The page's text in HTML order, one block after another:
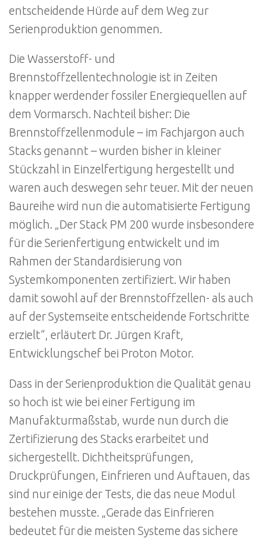
entscheidende Hürde auf dem Weg zur
Serienproduktion genommen.
Die Wasserstoff- und
Brennstoffzellentechnologie ist in Zeiten
knapper werdender fossiler Energiequellen auf
dem Vormarsch. Nachteil bisher: Die
Brennstoffzellenmodule – im Fachjargon auch
Stacks genannt – wurden bisher in kleiner
Stückzahl in Einzelfertigung hergestellt und
waren auch deswegen sehr teuer. Mit der neuen
Baureihe wird nun die automatisierte Fertigung
möglich. „Der Stack PM 200 wurde insbesondere
für die Serienfertigung entwickelt und im
Rahmen der Standardisierung von
Systemkomponenten zertifiziert. Wir haben
damit sowohl auf der Brennstoffzellen- als auch
auf der Systemseite entscheidende Fortschritte
erzielt“, erläutert Dr. Jürgen Kraft,
Entwicklungschef bei Proton Motor.
Dass in der Serienproduktion die Qualität genau
so hoch ist wie bei einer Fertigung im
Manufakturmaßstab, wurde nun durch die
Zertifizierung des Stacks erarbeitet und
sichergestellt. Dichtheitsprüfungen,
Druckprüfungen, Einfrieren und Auftauen, das
sind nur einige der Tests, die das neue Modul
bestehen musste. „Gerade das Einfrieren
bedeutet für die meisten Systeme das sichere